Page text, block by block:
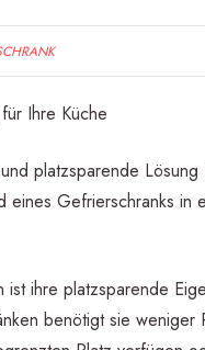
Ihre Küche
platzsparende
eines Gefrierschranks in
ihre platzsparende
benötigt sie weniger